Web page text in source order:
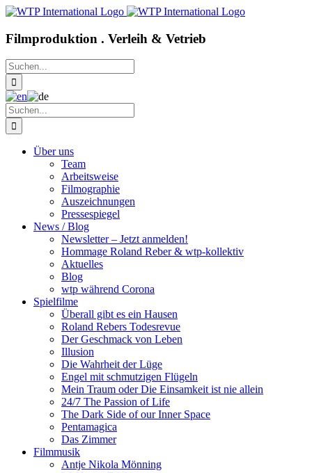
Zum
springen
Filmproduktion . Verleih & Vetrieb
Suche
nach:
Suche
nach:
Über uns
Team
Arbeitsweise
Filmographie
Auszeichnungen
Pressespiegel
News / Blog
Newsletter – Jetzt anmelden!
Hommage Roland Reber & wtp-kollektiv
Aktuelles
Blog
wtp während Corona
Spielfilme
Überall gibt es ein Hausen
Roland Rebers Todesrevue
Der Geschmack von Leben
Illusion
Die Wahrheit der Lüge
Engel mit schmutzigen Flügeln
Mein Traum oder Die Einsamkeit ist nie allein
24/7 The Passion of Life
The Dark Side of our Inner Space
Pentamagica
Das Zimmer
Filmmusik
Antje Nikola Mönning